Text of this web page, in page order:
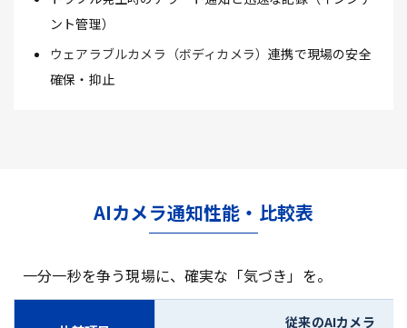
ント管理）
ウェアラブルカメラ（ボディカメラ）連携で現場の安全
確保・抑止
AIカメラ通知性能・比較表
一分一秒を争う現場に、確実な「気づき」を。
従来のAIカメラ